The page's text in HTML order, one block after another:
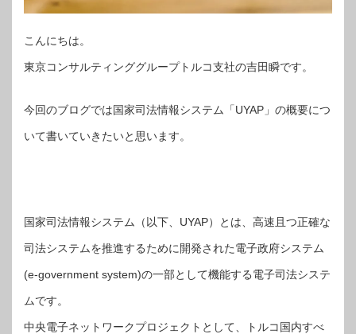
こんにちは。
東京コンサルティンググループトルコ支社の吉田瞬です。
今回のブログでは国家司法情報システム「UYAP」の概要につ
いて書いていきたいと思います。
国家司法情報システム（以下、UYAP）とは、高速且つ正確な
司法システムを推進するために開発された電子政府システム
(e-government system)の一部として機能する電子司法システ
ムです。
中央電子ネットワークプロジェクトとして、トルコ国内すべ